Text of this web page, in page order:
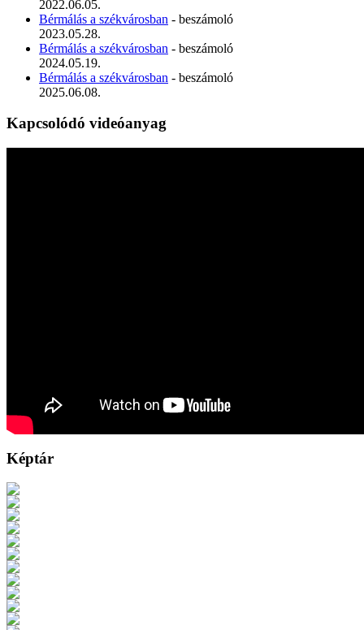
2022.06.05.
Bérmálás a székvárosban - beszámoló
2023.05.28.
Bérmálás a székvárosban - beszámoló
2024.05.19.
Bérmálás a székvárosban - beszámoló
2025.06.08.
Kapcsolódó videóanyag
Képtár